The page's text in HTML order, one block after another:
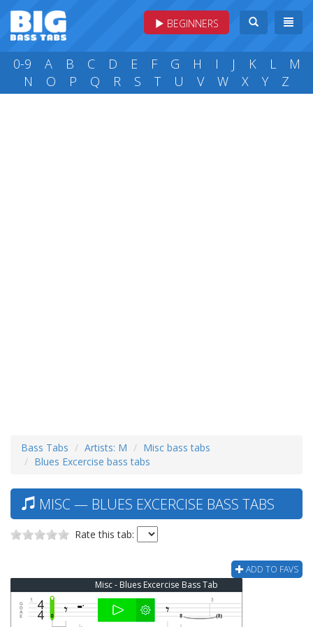
BEGINNERS
0-9 A B C D E F G H I J K L
M
N
O P Q R S T U V W X Y Z
Bass Tabs Artists: M
Misc bass tabs
Blues Excercise bass tabs
MISC — BLUES EXCERCISE BASS TABS
Rate this tab:
ADD TO FAVS
Misc - Blues Excercise Bass Tab